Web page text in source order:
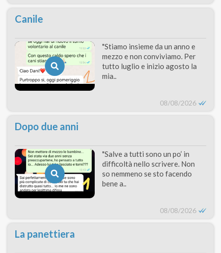
Canile
"Stiamo insieme da un anno e
mezzo e non conviviamo. Per
tutto luglio e inizio agosto la
mia..
08/08/2026
Dopo due anni
"Salve a tutti sono un po’ in
difficoltà nello scrivere. Non
so nemmeno se sto facendo
bene a..
08/08/2026
La panettiera